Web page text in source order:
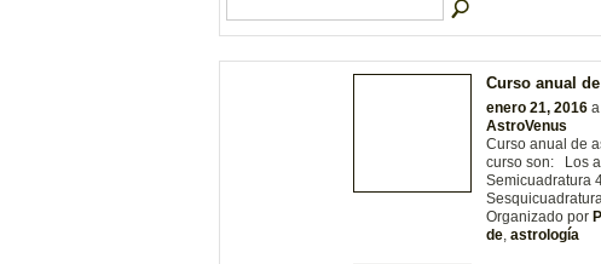
Curso anual
enero 21, 2016
AstroVenus
Curso anual de
curso son: Los
Semicuadratura
Organizado por
de, astrología